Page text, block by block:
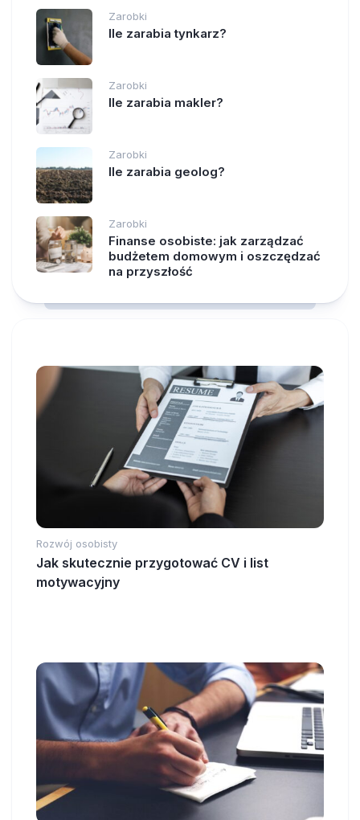
Zarobki
Ile zarabia tynkarz?
Zarobki
Ile zarabia makler?
Zarobki
Ile zarabia geolog?
Zarobki
Finanse osobiste: jak zarządzać
budżetem domowym i oszczędzać
na przyszłość
Rozwój osobisty
Jak skutecznie przygotować CV i list
motywacyjny